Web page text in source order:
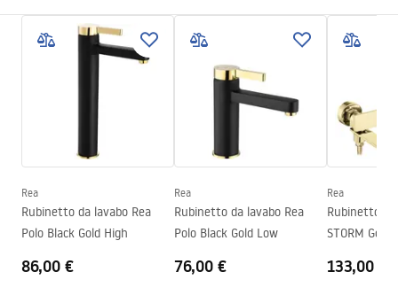
Colore
Oro
Tipo di bocca
Girevole
Ottone, ABS
Gamma beccuccio
mm
Tecnologia del rivestimento
PVD
Diametro di connessione
Distanza dei collegamenti
150 mm
Istruzioni di montaggio
Condizioni di garanzia
Rea
Rubinetto da lavabo Rea
Polo Black Gold High
86,00 €
Rea
Rubinetto da lavabo Rea
Polo Black Gold Low
76,00 €
Rea
Rubinetto da
STORM Gold
133,00 €